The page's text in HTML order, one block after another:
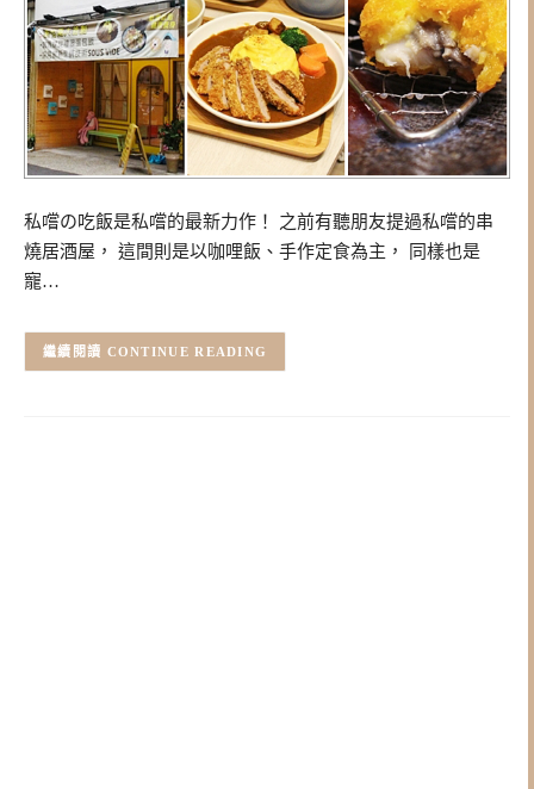
私嚐の吃飯是私嚐的最新力作！ 之前有聽朋友提過私嚐的串
燒居酒屋， 這間則是以咖哩飯、手作定食為主， 同樣也是
寵…
CONTINUE READING